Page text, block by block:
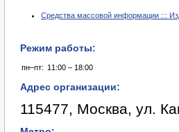
Средства массовой информации :::
Режим работы:
пн–пт: 11:00 – 18:00
Адрес организации:
115477, Москва, ул.